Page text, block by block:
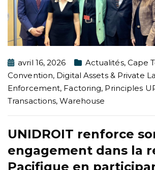
avril 16, 2026 Actualités, Cape
Convention, Digital Assets & Private
Enforcement, Factoring, Principles
Transactions,Warehouse
UNIDROIT renforce
engagement dans la
Pacifique en